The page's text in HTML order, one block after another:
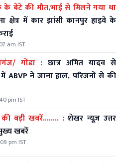
के बेटे की मौत,भाई से मिलने गया था
क्षेत्र में कार झांसी कानपुर हाइवे के
am IST
परसपुर/करनैलगंज/ गोंडा : छात्र अमित यादव से
ABVP ने जाना हाल, परिजनों से की
pm IST
बड़ी खबरें........ : शेखर न्यूज़ उत्तर
खबरें
pm IST